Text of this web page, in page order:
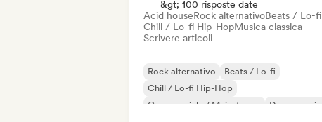
&gt; 100 risposte date
Acid houseRock alternativoBeats / Lo-fi
Chill / Lo-fi Hip-HopMusica classica
Scrivere articoli
Rock alternativo
Beats / Lo-fi
Chill / Lo-fi Hip-Hop
Commerciale / Mainstream
Dance music